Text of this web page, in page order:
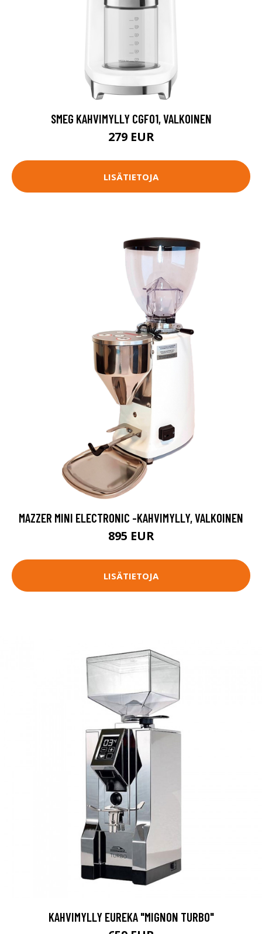
SMEG KAHVIMYLLY CGF01, VALKOINEN
279 EUR
LISÄTIETOJA
MAZZER MINI ELECTRONIC -KAHVIMYLLY, VALKOINEN
895 EUR
LISÄTIETOJA
KAHVIMYLLY EUREKA "MIGNON TURBO"